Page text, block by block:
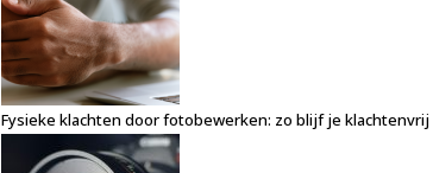
Fysieke klachten door fotobewerken: zo blijf je klachtenvrij